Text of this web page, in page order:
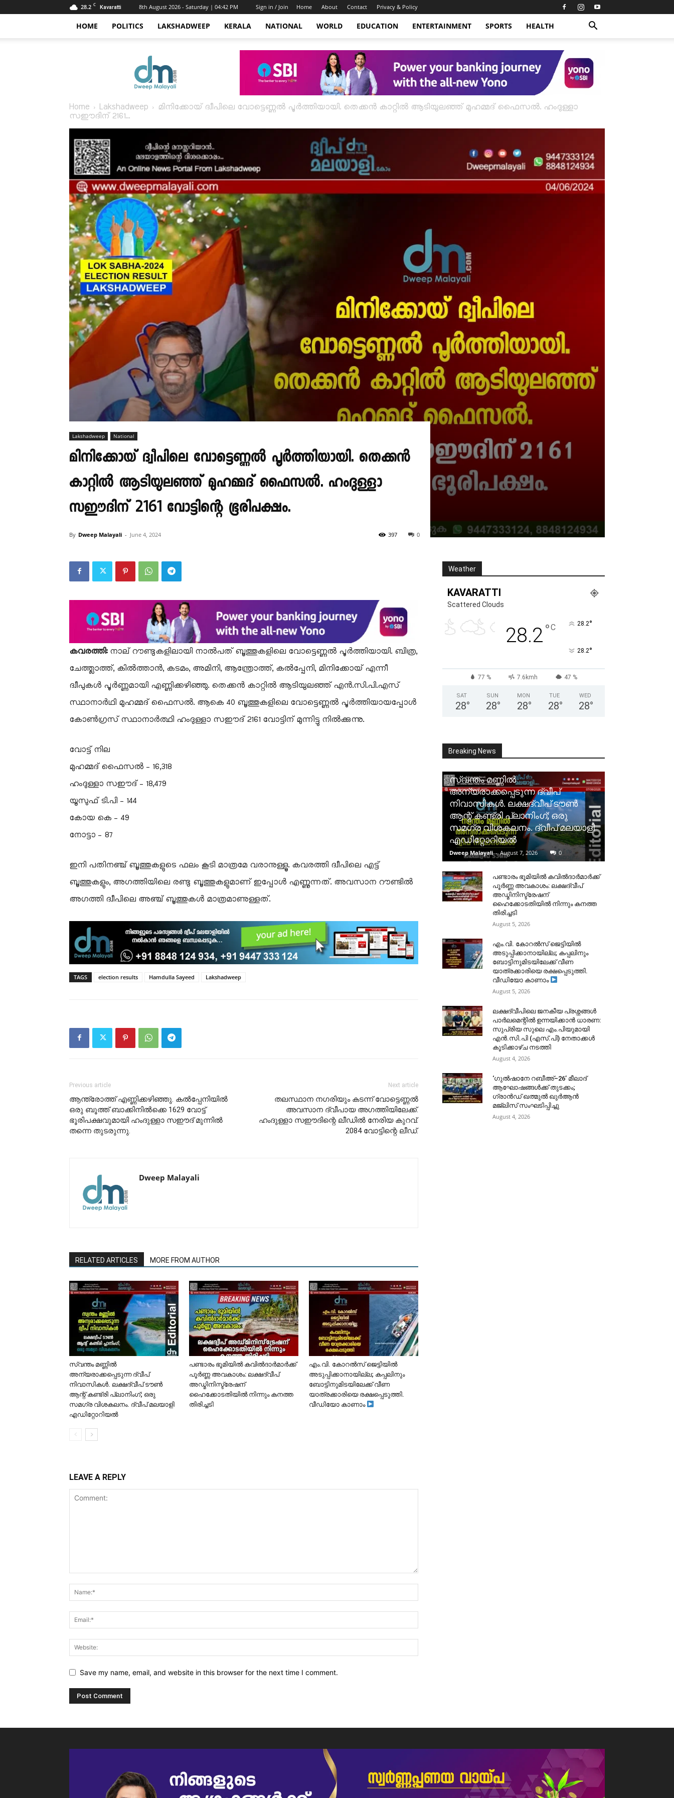
28.2 C Kavaratti 8th August 2026 - Saturday | 04:42 PM Sign in / Join Home About Contact Privacy & Policy
HOME POLITICS LAKSHADWEEP KERALA NATIONAL WORLD EDUCATION ENTERTAINMENT SPORTS HEALTH
Home Lakshadweep
മിനിക്കോയ് ദ്വീപിലെ വോട്ടെണ്ണൽ പൂർത്തിയായി. തെക്കൻ കാറ്റിൽ ആടിയുലഞ്ഞ് മുഹമ്മദ് ഫൈസൽ. ഹംദുള്ളാ
സഈദിന് 2161...
Lakshadweep National
മിനിക്കോയ് ദ്വീപിലെ വോട്ടെണ്ണൽ പൂർത്തിയായി. തെക്കൻ
കാറ്റിൽ ആടിയുലഞ്ഞ് മുഹമ്മദ് ഫൈസൽ. ഹംദുള്ളാ
സഈദിന് 2161 വോട്ടിന്റെ ഭൂരിപക്ഷം.
By Dweep Malayali - June 4, 2024 0
397
കവരത്തി:നാല് റൗണ്ടുകളിലായി നാൽപത് ബൂത്തുകളിലെ വോട്ടെണ്ണൽ പൂർത്തിയായി. ബിത്ര,
ചേത്ത്ലാത്ത്, കിൽത്താൻ, കടമം, അമിനി, ആന്ത്രോത്ത്, കൽപ്പേനി, മിനിക്കോയ് എന്നീ
ദ്വീപുകൾ പൂർണ്ണമായി എണ്ണിക്കഴിഞ്ഞു. തെക്കൻ കാറ്റിൽ ആടിയുലഞ്ഞ് എൻ.സി.പി.എസ്
സ്ഥാനാർഥി മുഹമ്മദ് ഫൈസൽ. ആകെ 40 ബൂത്തുകളിലെ വോട്ടെണ്ണൽ പൂർത്തിയായപ്പോൾ
കോൺഗ്രസ് സ്ഥാനാർത്ഥി ഹംദുള്ളാ സഈദ് 2161 വോട്ടിന് മുന്നിട്ടു നിൽക്കുന്നു.
വോട്ട് നില
മുഹമ്മദ് ഫൈസൽ – 16,318
ഹംദുള്ളാ സഈദ് – 18,479
യൂസുഫ് ടി.പി – 144
കോയ കെ – 49
നോട്ടാ – 87
ഇനി പതിനഞ്ച് ബൂത്തുകളുടെ ഫലം കൂടി മാത്രമേ വരാനുള്ളൂ. കവരത്തി ദ്വീപിലെ എട്ട്
ബൂത്തുകളും, അഗത്തിയിലെ രണ്ടു ബൂത്തുകളുമാണ് ഇപ്പോൾ എണ്ണുന്നത്. അവസാന റൗണ്ടിൽ
അഗത്തി ദ്വീപിലെ അഞ്ച് ബൂത്തുകൾ മാത്രമാണുള്ളത്.
TAGS election results Hamdulla Sayeed Lakshadweep
Previous article
ആന്ത്രോത്ത് എണ്ണിക്കഴിഞ്ഞു. കൽപ്പേനിയിൽ
ഒരു ബൂത്ത് ബാക്കിനിൽക്കെ 1629 വോട്ട്
ഭൂരിപക്ഷവുമായി ഹംദുള്ളാ സഈദ് മുന്നിൽ
തന്നെ തുടരുന്നു.
Next article
തലസ്ഥാന നഗരിയും കടന്ന് വോട്ടെണ്ണൽ
അവസാന ദ്വീപായ അഗത്തിയിലേക്ക്.
ഹംദുള്ളാ സഈദിന്റെ ലീഡിൽ നേരിയ കുറവ്.
2084 വോട്ടിന്റെ ലീഡ്.
Dweep Malayali
RELATED ARTICLES MORE FROM AUTHOR
സ്വന്തം മണ്ണിൽ
അന്യരാക്കപ്പെടുന്ന ദ്വീപ്
നിവാസികൾ. ലക്ഷദ്വീപ് ടൗൺ
ആന്റ് കണ്ട്രി പ്ലാനിംഗ്; ഒരു
സമഗ്ര വിശകലനം. ദ്വീപ് മലയാളി
എഡിറ്റോറിയൽ
പണ്ടാരം ഭൂമിയിൽ കവിൽദാർമാർക്ക്
പൂർണ്ണ അവകാശം: ലക്ഷദ്വീപ്
അഡ്മിനിസ്ട്രേഷന്
ഹൈക്കോടതിയിൽ നിന്നും കനത്ത
തിരിച്ചടി
​എം.വി. കോറൽസ് ജെട്ടിയിൽ
അടുപ്പിക്കാനായില്ല; കപ്പലിനും
ബോട്ടിനുമിടയിലേക്ക് വീണ
യാത്രക്കാരിയെ രക്ഷപ്പെടുത്തി.
വീഡിയോ കാണാം
LEAVE A REPLY
Save my name, email, and website in this browser for the next time I comment.
Weather
KAVARATTI
Scattered Clouds
28.2°C 28.2°
28.2°
77 % 7.6kmh 47 %
SAT
28°
SUN
28°
MON
28°
TUE
28°
WED
28°
Breaking News
സ്വന്തം മണ്ണിൽ
അന്യരാക്കപ്പെടുന്ന ദ്വീപ്
നിവാസികൾ. ലക്ഷദ്വീപ് ടൗൺ
ആന്റ് കണ്ട്രി പ്ലാനിംഗ്; ഒരു
സമഗ്ര വിശകലനം. ദ്വീപ് മലയാളി
എഡിറ്റോറിയൽ
Dweep Malayali - August 7, 2026 0
പണ്ടാരം ഭൂമിയിൽ കവിൽദാർമാർക്ക്
പൂർണ്ണ അവകാശം: ലക്ഷദ്വീപ്
അഡ്മിനിസ്ട്രേഷന്
ഹൈക്കോടതിയിൽ നിന്നും കനത്ത
തിരിച്ചടി
August 5, 2026
​എം.വി. കോറൽസ് ജെട്ടിയിൽ
അടുപ്പിക്കാനായില്ല; കപ്പലിനും
ബോട്ടിനുമിടയിലേക്ക് വീണ
യാത്രക്കാരിയെ രക്ഷപ്പെടുത്തി.
വീഡിയോ കാണാം
August 5, 2026
ലക്ഷദ്വീപിലെ ജനകീയ പ്രശ്നങ്ങൾ
പാർലമെന്റിൽ ഉന്നയിക്കാൻ ധാരണ:
സുപ്രിയ സുലെ എം.പിയുമായി
എൻ.സി.പി (എസ്.പി) നേതാക്കൾ
കൂടിക്കാഴ്ച നടത്തി
August 4, 2026
‘ഗുൽഷാനേ റബീഅ്–26’ മീലാദ്
ആഘോഷങ്ങൾക്ക് തുടക്കം;
ഗ്രാൻഡ് ഖത്മുൽ ഖുർആൻ
മജ്‌ലിസ് സംഘടിപ്പിച്ചു
August 4, 2026